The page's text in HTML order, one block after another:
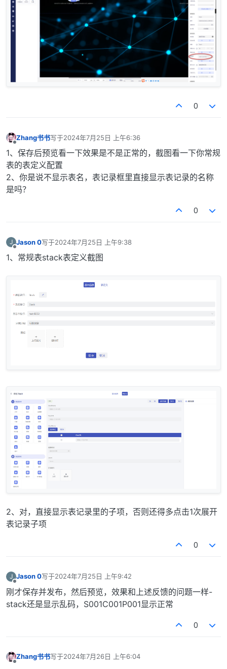
0
Zhang书书写于2024年7月25日 上午6:36
最后由 编辑
1、保存后预览看一下效果是不是正常的，截图看一下你常规
表的表定义配置
2、你是说不显示表名，表记录框里直接显示表记录的名称
是吗？
0
J
离线
Jason 0写于2024年7月25日 上午9:38
最后由 编辑
1、常规表stack表定义截图
2、对，直接显示表记录里的子项，否则还得多点击1次展开
表记录子项
0
J Jason 0写于2024年7月25日 上午9:42
最后由 编辑
刚才保存并发布，然后预览，效果和上述反馈的问题一样-
stack还是显示乱码，S001C001P001显示正常
0
Zhang书书写于2024年7月26日 上午6:04
最后由 编辑